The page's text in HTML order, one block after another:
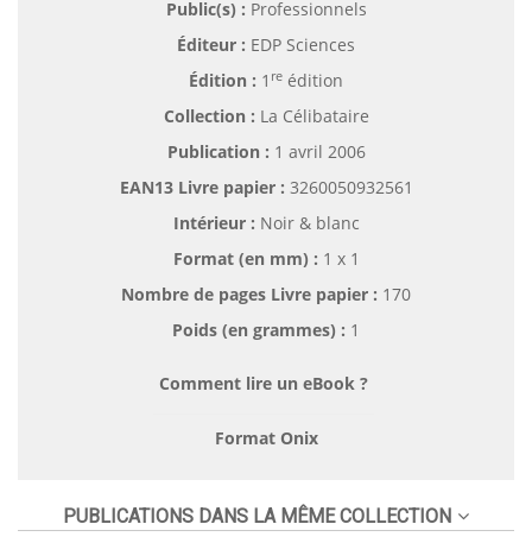
Public(s) : Professionnels
Éditeur : EDP Sciences
Édition : 1 re édition
Collection : La Célibataire
Publication : 1 avril 2006
EAN13 Livre papier : 3260050932561
Intérieur : Noir & blanc
Format (en mm) : 1 x 1
Nombre de pages Livre papier : 170
Poids (en grammes) : 1
Comment lire un eBook ?
Format Onix
PUBLICATIONS DANS LA MÊME COLLECTION